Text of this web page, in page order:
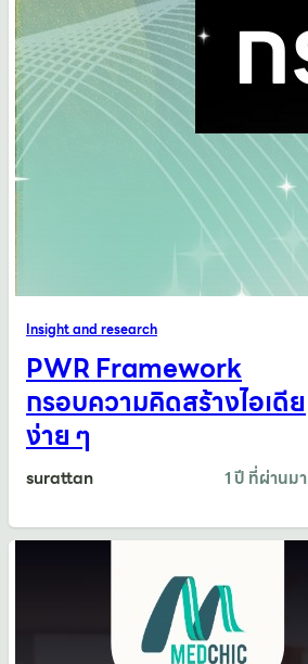
Insight and research
PWR Framework
กรอบความคิดสร้างไอเดีย
ง่าย ๆ
surattan 1 ปี ที่ผ่านมา